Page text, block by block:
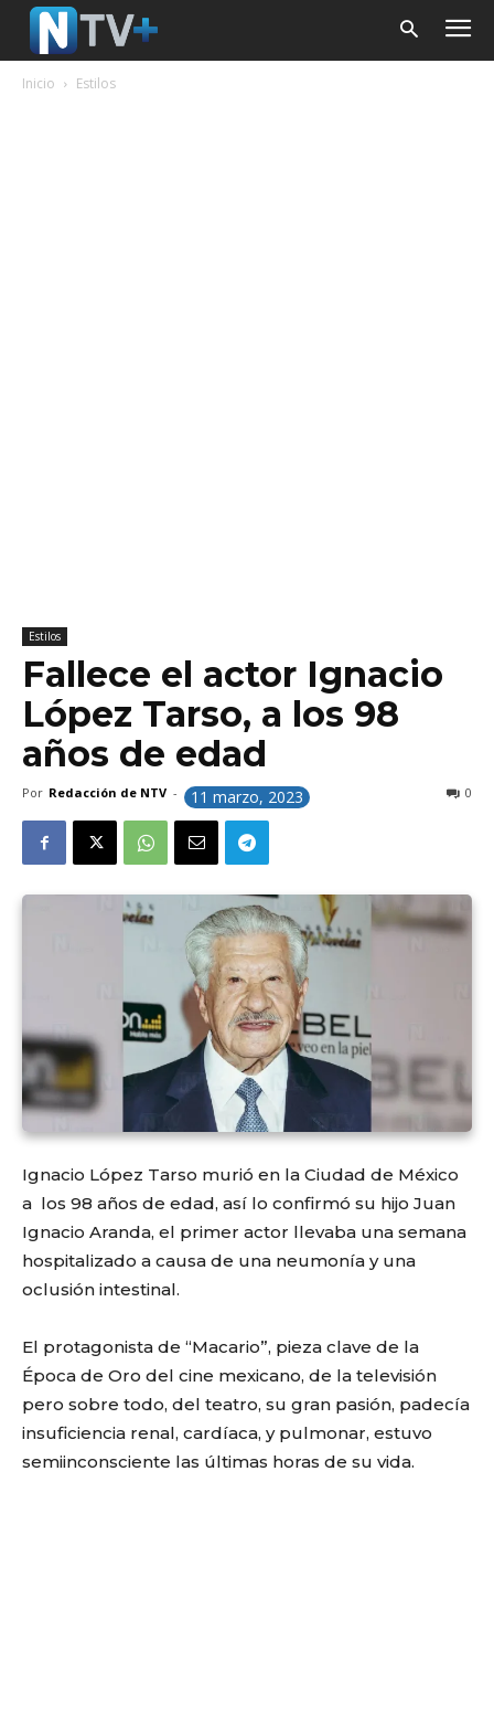
Inicio Estilos
Estilos
Fallece el actor Ignacio
López Tarso, a los 98
años de edad
Por Redacción de NTV - 11 marzo, 2023 0
Ignacio López Tarso murió en la Ciudad de México
a los 98 años de edad, así lo confirmó su hijo Juan
Ignacio Aranda, el primer actor llevaba una semana
hospitalizado a causa de una neumonía y una
oclusión intestinal.
El protagonista de “Macario”, pieza clave de la
Época de Oro del cine mexicano, de la televisión
pero sobre todo, del teatro, su gran pasión, padecía
insuficiencia renal, cardíaca, y pulmonar, estuvo
semiinconsciente las últimas horas de su vida.